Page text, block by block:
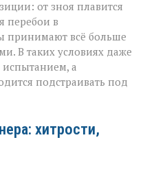
от зноя плавится
перебои в
принимают всё больше
В таких условиях даже
испытанием, а
подстраивать под
хитрости,